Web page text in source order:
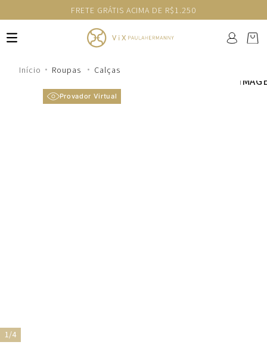
FRETE GRÁTIS ACIMA DE R$1.250
Roupas Calças
Provador Virtual
1/4